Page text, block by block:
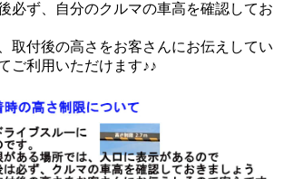
必ず、自分のクルマの車高を確認してお
取付後の高さをお客さんにお伝えしてい
ご利用いただけます♪♪